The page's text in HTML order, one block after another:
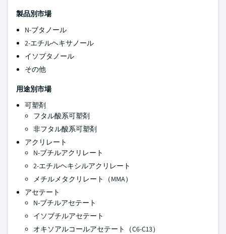
製品別市場
N-ブタノール
2-エチルヘキサノール
イソブタノール
その他
用途別市場
可塑剤
フタル酸系可塑剤
非フタル酸系可塑剤
アクリレート
N-ブチルアクリレート
2-エチルヘキシルアクリレート
メチルメタクリレート（MMA）
アセテート
N-ブチルアセテート
イソブチルアセテート
オキソアルコールアセテート（C6-C13）